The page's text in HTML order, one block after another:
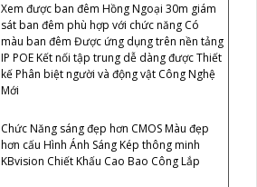
Xem được ban đêm Hồng Ngoại 30m giám
sát ban đêm phù hợp với chức năng Có
màu ban đêm Được ứng dụng trên nền tảng
IP POE Kết nối tập trung dễ dàng được Thiết
kế Phân biệt người và động vật Công Nghệ
Mới
Chức Năng sáng đẹp hơn CMOS Màu đẹp
hơn cấu Hình Ánh Sáng Kép thông minh
KBvision Chiết Khấu Cao Bao Công Lắp